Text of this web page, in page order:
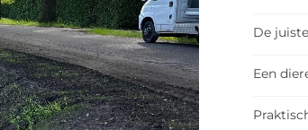
De
Een